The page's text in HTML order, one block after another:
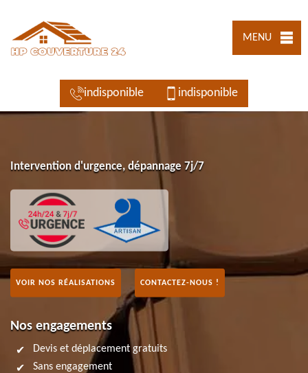
MENU
indisponible indisponible
Intervention d'urgence, dépannage 7j/7
VOIR NOS RÉALISATIONS CONTACTEZ-NOUS !
Nos engagements
Devis et déplacement gratuits
Sans engagement